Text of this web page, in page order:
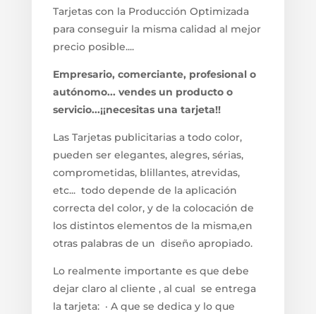
Tarjetas con la Producción Optimizada
para conseguir la misma calidad al mejor
precio posible....
Empresario, comerciante, profesional o
autónomo... vendes un producto o
servicio...¡¡necesitas una tarjeta!!
Las Tarjetas publicitarias a todo color,
pueden ser elegantes, alegres, sérias,
comprometidas, blillantes, atrevidas,
etc... todo depende de la aplicación
correcta del color, y de la colocación de
los distintos elementos de la misma,en
otras palabras de un diseño apropiado.
Lo realmente importante es que debe
dejar claro al cliente , al cual se entrega
la tarjeta: · A que se dedica y lo que